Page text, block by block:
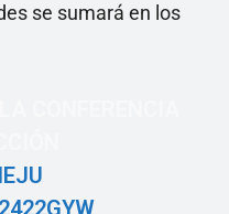
se sumará en los